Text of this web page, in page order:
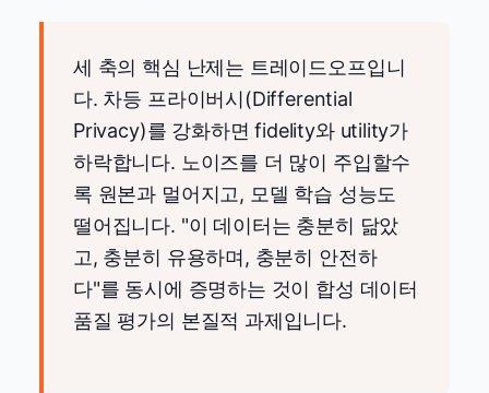
세 축의 핵심 난제는 트레이드오프입니
다. 차등 프라이버시(Differential
Privacy)를 강화하면 fidelity와 utility가
하락합니다. 노이즈를 더 많이 주입할수
록 원본과 멀어지고, 모델 학습 성능도
떨어집니다. "이 데이터는 충분히 닮았
고, 충분히 유용하며, 충분히 안전하
다"를 동시에 증명하는 것이 합성 데이터
품질 평가의 본질적 과제입니다.